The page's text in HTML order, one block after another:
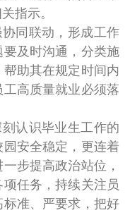
指示。
同联动，形成工作
及时沟通，分类施
助其在规定时间内
高质量就业必须落
认识毕业生工作的
安全稳定，更连着
步提高政治站位，
任务，持续关注员
准、严要求，把好